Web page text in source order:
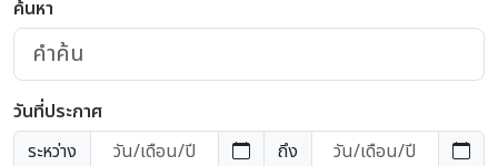
ค้นหา
วันที่ประกาศ
ระหว่าง
ถึง